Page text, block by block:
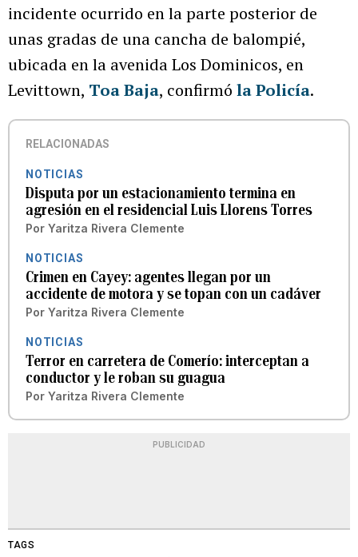
incidente ocurrido en la parte posterior de
unas gradas de una cancha de balompié,
ubicada en la avenida Los Dominicos, en
Levittown, Toa Baja, confirmó la Policía.
RELACIONADAS
NOTICIAS
Disputa por un estacionamiento termina en
agresión en el residencial Luis Llorens Torres
Por Yaritza Rivera Clemente
NOTICIAS
Crimen en Cayey: agentes llegan por un
accidente de motora y se topan con un cadáver
Por Yaritza Rivera Clemente
NOTICIAS
Terror en carretera de Comerío: interceptan a
conductor y le roban su guagua
Por Yaritza Rivera Clemente
PUBLICIDAD
TAGS